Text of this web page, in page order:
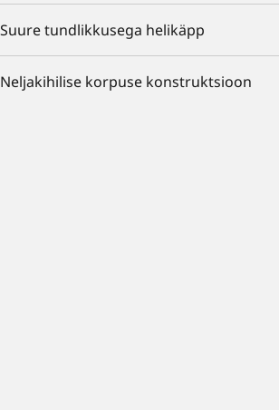
Suure tundlikkusega helikäpp
Neljakihilise korpuse konstruktsioon